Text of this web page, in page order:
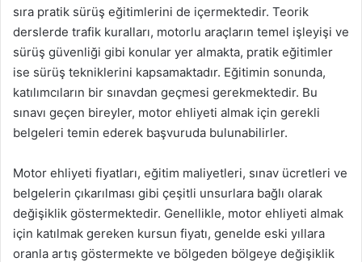
sıra pratik sürüş eğitimlerini de içermektedir. Teorik
derslerde trafik kuralları, motorlu araçların temel işleyişi ve
sürüş güvenliği gibi konular yer almakta, pratik eğitimler
ise sürüş tekniklerini kapsamaktadır. Eğitimin sonunda,
katılımcıların bir sınavdan geçmesi gerekmektedir. Bu
sınavı geçen bireyler, motor ehliyeti almak için gerekli
belgeleri temin ederek başvuruda bulunabilirler.
Motor ehliyeti fiyatları, eğitim maliyetleri, sınav ücretleri ve
belgelerin çıkarılması gibi çeşitli unsurlara bağlı olarak
değişiklik göstermektedir. Genellikle, motor ehliyeti almak
için katılmak gereken kursun fiyatı, genelde eski yıllara
oranla artış göstermekte ve bölgeden bölgeye değişiklik